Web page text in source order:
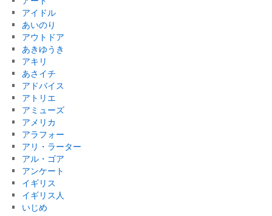
アイドル
あいのり
アウトドア
あきゆうき
アキリ
あさイチ
アドバイス
アトリエ
アミューズ
アメリカ
アラフォー
アリ・ラーター
アル・ゴア
アンケート
イギリス
イギリス人
いじめ